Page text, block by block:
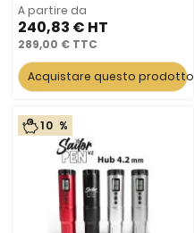
A partire da
240,83 €
289,00 €
Acquistare questo prodotto
10 %